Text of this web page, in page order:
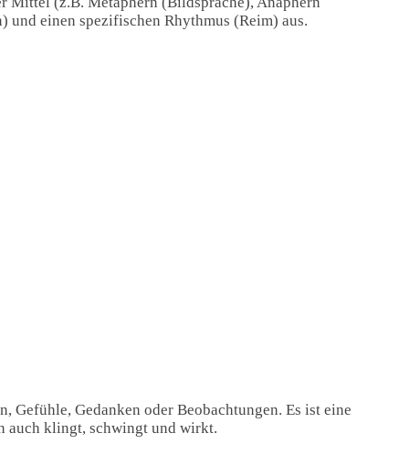
und einen spezifischen Rhythmus (Reim) aus.
Gedanken oder Beobachtungen. Es ist eine
auch klingt, schwingt und wirkt.